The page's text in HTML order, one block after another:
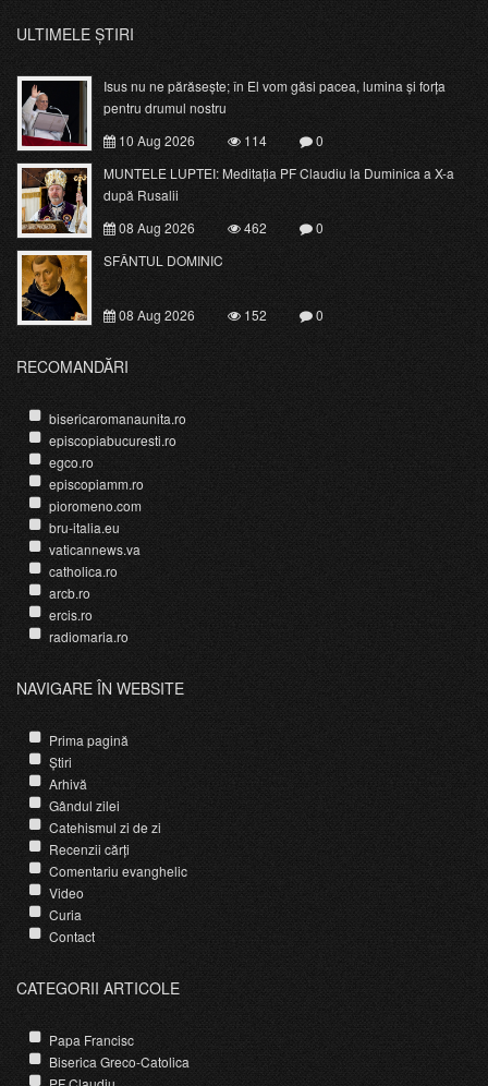
ULTIMELE ȘTIRI
Isus nu ne părăsește; în El vom găsi pacea, lumina și forța
pentru drumul nostru
10 Aug 2026
114
0
MUNTELE LUPTEI: Meditația PF Claudiu la Duminica a X-a
după Rusalii
08 Aug 2026
462
0
SFÂNTUL DOMINIC
08 Aug 2026 152 0
RECOMANDĂRI
bisericaromanaunita.ro
episcopiabucuresti.ro
egco.ro
episcopiamm.ro
pioromeno.com
bru-italia.eu
vaticannews.va
catholica.ro
arcb.ro
ercis.ro
radiomaria.ro
NAVIGARE ÎN WEBSITE
Prima pagină
Știri
Arhivă
Gândul zilei
Catehismul zi de zi
Recenzii cărți
Comentariu evanghelic
Video
Curia
Contact
CATEGORII ARTICOLE
Papa Francisc
Biserica Greco-Catolica